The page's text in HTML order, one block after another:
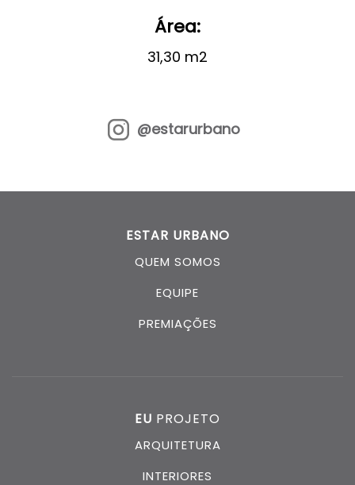
Área:
31,30 m2
@estarurbano
ESTAR URBANO
QUEM SOMOS
EQUIPE
PREMIAÇÕES
EU PROJETO
ARQUITETURA
INTERIORES